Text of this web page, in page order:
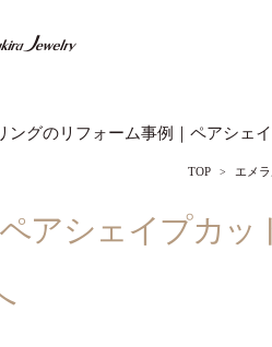
グのリフォーム事例｜ペアシェ
TOP エメ
アシェイプカッ